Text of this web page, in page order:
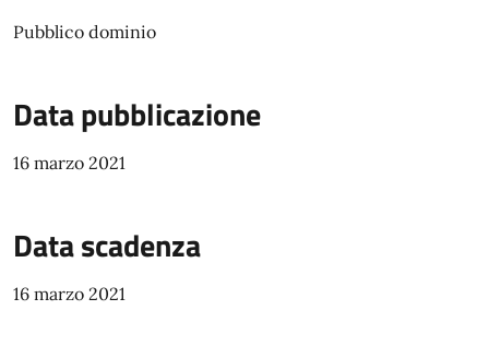
Pubblico dominio
Data pubblicazione
16 marzo 2021
Data scadenza
16 marzo 2021